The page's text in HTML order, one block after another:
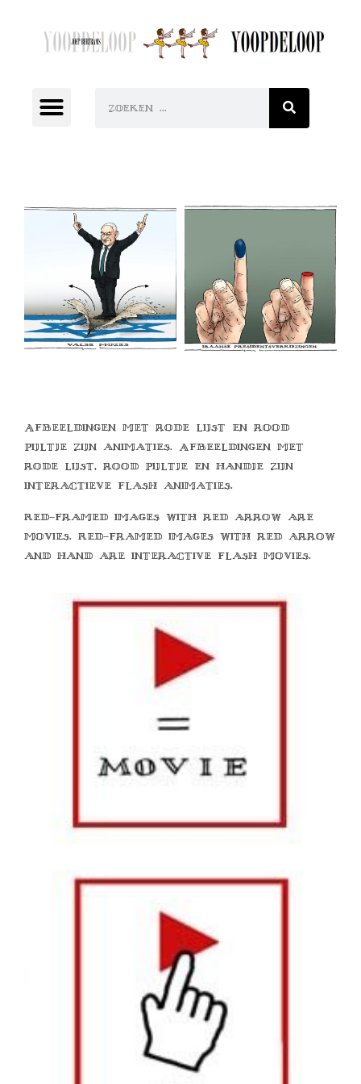
Afbeeldingen met rode lijst en rood
pijltje zijn animaties. Afbeeldingen met
rode lijst, rood pijltje en handje zijn
interactieve flash animaties.
Red-framed images with red arrow are
movies. Red-framed images with red arrow
and hand are interactive flash movies.